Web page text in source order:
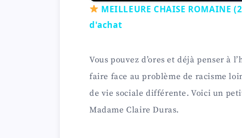
a
V
i
MEILLEURE CHAISE ROMAINE
d'achat
Vous pouvez d’ores et déjà penser
faire face au problème de racisme
de vie sociale différente. Voici un
Madame Claire Duras.